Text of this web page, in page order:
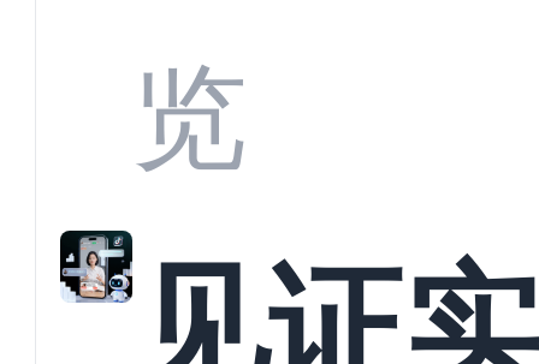
解析
螂科
览
见证实